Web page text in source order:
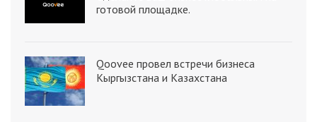
готовой площадке.
Qoovee провел встречи бизнеса
Кыргызстана и Казахстана